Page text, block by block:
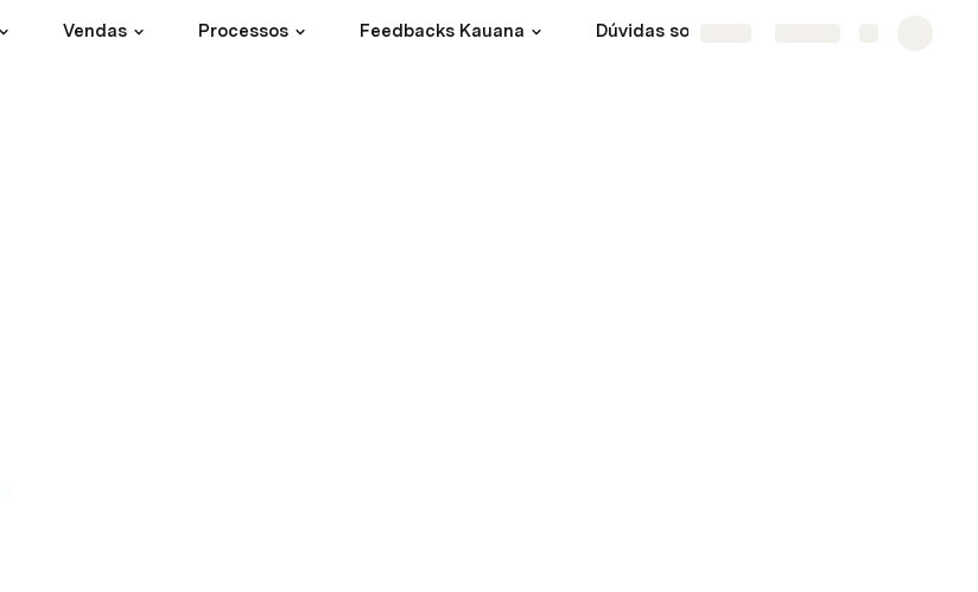
Vendas Processos Feedbacks Kauana Dúvidas sobre contratos